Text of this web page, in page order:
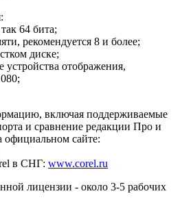
64 бита;
рекомендуется 8 и более;
диске;
устройства отображения,
включая поддерживаемые
и сравнение редакции Про и
официальном сайте:
в СНГ: www.corel.ru
лицензии - около 3-5 рабочих